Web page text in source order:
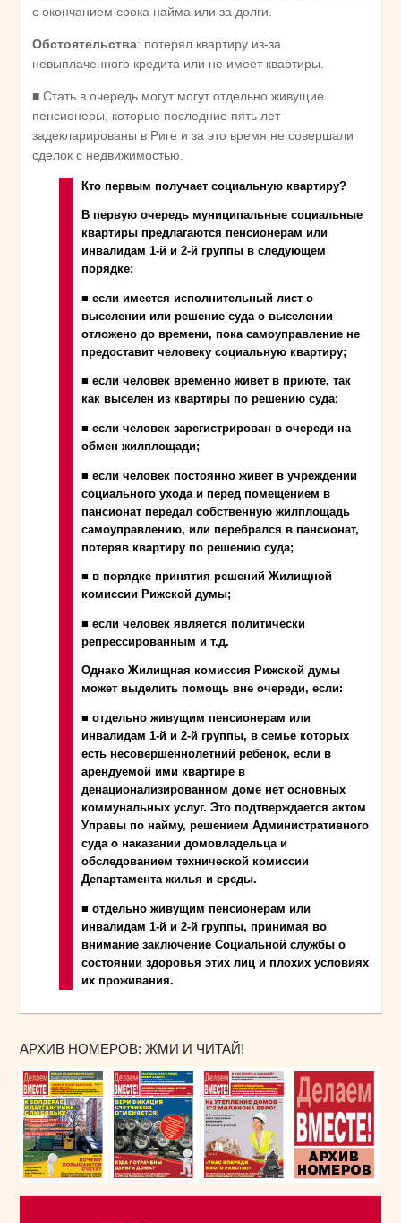
с окончанием срока найма или за долги.
Обстоятельства: потерял квартиру из-за
невыплаченного кредита или не имеет квартиры.
■ Стать в очередь могут могут отдельно живущие
пенсионеры, которые последние пять лет
задекларированы в Риге и за это время не совершали
сделок с недвижимостью.
Кто первым получает социальную квартиру?
В первую очередь муниципальные социальные
квартиры предлагаются пенсионерам или
инвалидам 1-й и 2-й группы в следующем
порядке:
■ если имеется исполнительный лист о
выселении или решение суда о выселении
отложено до времени, пока самоуправление не
предоставит человеку социальную квартиру;
■ если человек временно живет в приюте, так
как выселен из квартиры по решению суда;
■ если человек зарегистрирован в очереди на
обмен жилплощади;
■ если человек постоянно живет в учреждении
социального ухода и перед помещением в
пансионат передал собственную жилплощадь
самоуправлению, или перебрался в пансионат,
потеряв квартиру по решению суда;
■ в порядке принятия решений Жилищной
комиссии Рижской думы;
■ если человек является политически
репрессированным и т.д.
Однако Жилищная комиссия Рижской думы
может выделить помощь вне очереди, если:
■ отдельно живущим пенсионерам или
инвалидам 1-й и 2-й группы, в семье которых
есть несовершеннолетний ребенок, если в
арендуемой ими квартире в
денационализированном доме нет основных
коммунальных услуг. Это подтверждается актом
Управы по найму, решением Административного
суда о наказании домовладельца и
обследованием технической комиссии
Департамента жилья и среды.
■ отдельно живущим пенсионерам или
инвалидам 1-й и 2-й группы, принимая во
внимание заключение Социальной службы о
состоянии здоровья этих лиц и плохих условиях
их проживания.
АРХИВ НОМЕРОВ: ЖМИ И ЧИТАЙ!